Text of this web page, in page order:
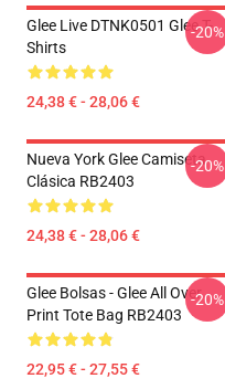
Glee Live DTNK0501 Glee T-
Shirts
24,38 € - 28,06 €
-20%
Nueva York Glee Camiseta
Clásica RB2403
24,38 € - 28,06 €
-20%
Glee Bolsas - Glee All Over
Print Tote Bag RB2403
22,95 € - 27,55 €
-20%